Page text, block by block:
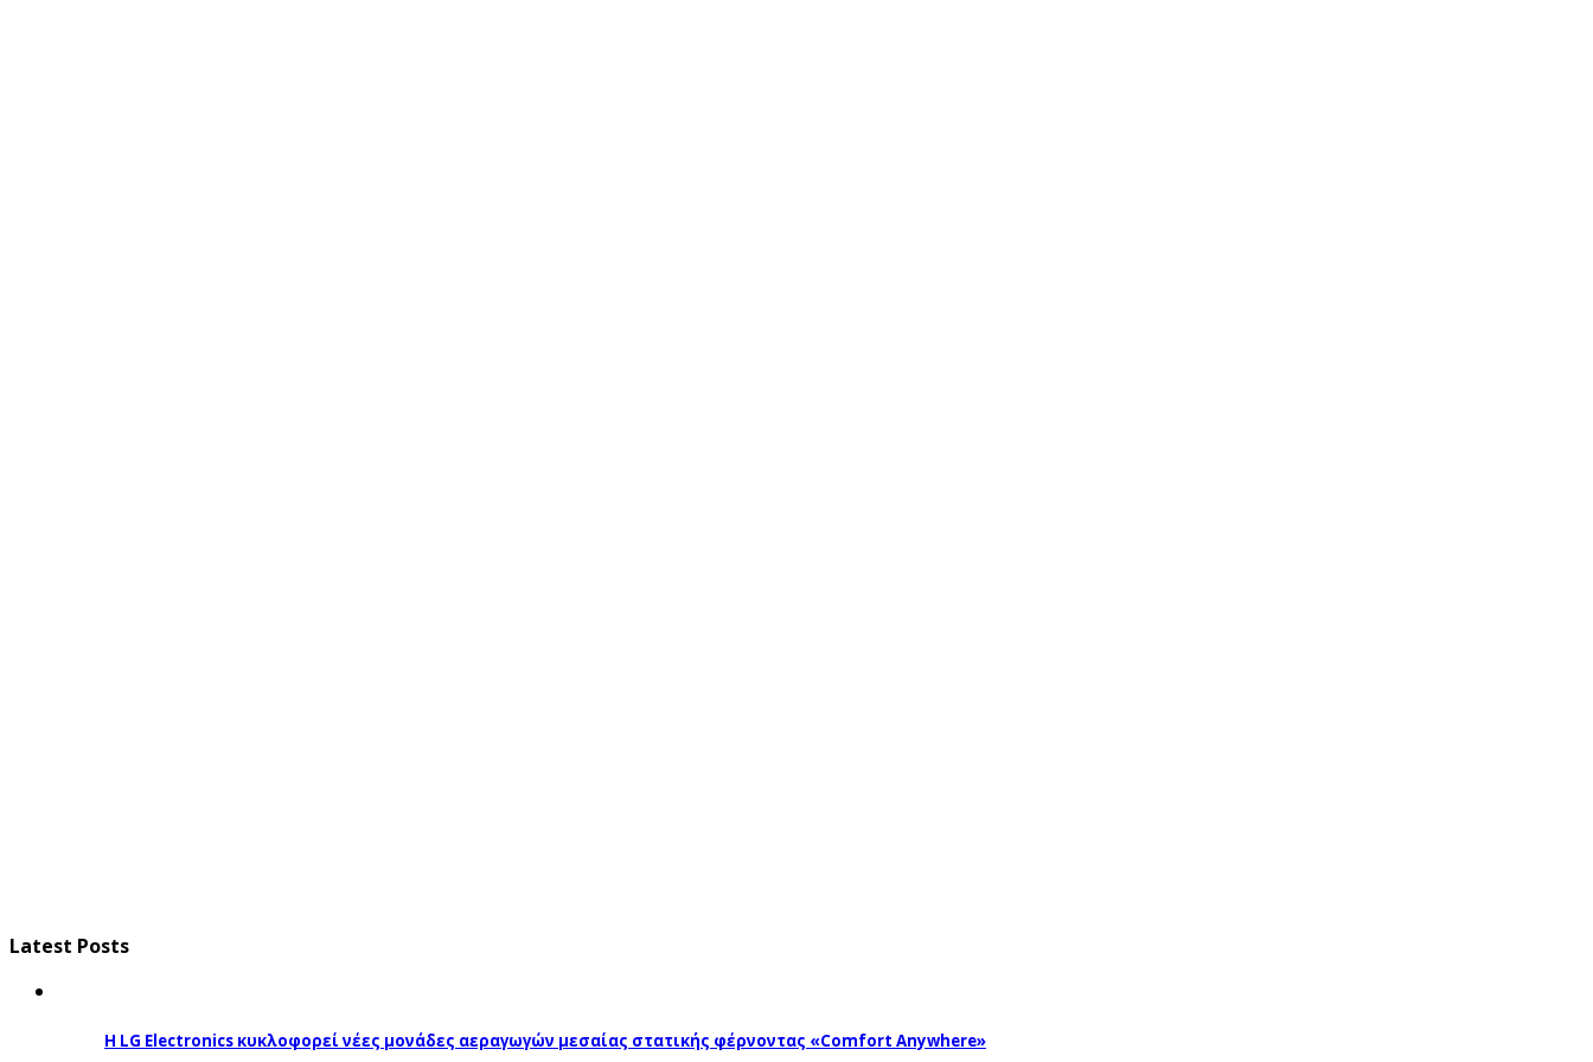
Latest Posts
Η LG Electronics κυκλοφορεί νέες μονάδες αεραγωγών μεσαίας στατικής φέρνοντας «Comfort Anywhere»